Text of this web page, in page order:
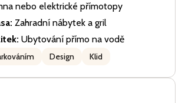
nebo elektrické přímotopy
Zahradní nábytek a gril
Ubytování přímo na vodě
Design Klid